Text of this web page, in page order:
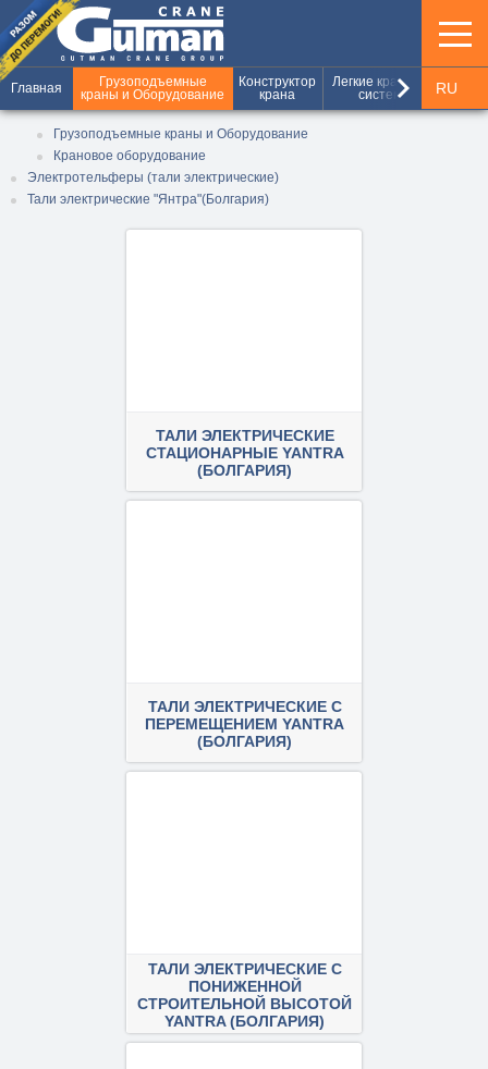
Главная
Грузоподъемные
краны и Оборудование
Конструктор
крана
Легкие крановые
системы
keyboard_arrow_right RU
Грузоподъемные краны и Оборудование
Крановое оборудование
Электротельферы (тали электрические)
Тали электрические "Янтра"(Болгария)
ТАЛИ ЭЛЕКТРИЧЕСКИЕ
СТАЦИОНАРНЫЕ YANTRA
(БОЛГАРИЯ)
ТАЛИ ЭЛЕКТРИЧЕСКИЕ С
ПЕРЕМЕЩЕНИЕМ YANTRA
(БОЛГАРИЯ)
ТАЛИ ЭЛЕКТРИЧЕСКИЕ С
ПОНИЖЕННОЙ
СТРОИТЕЛЬНОЙ ВЫСОТОЙ
YANTRA (БОЛГАРИЯ)